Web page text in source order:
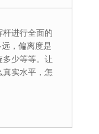
杆进行全面的
，偏离度是
多少等等。让
真实水平，怎